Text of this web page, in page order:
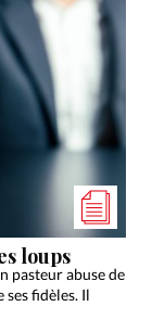
loups
pasteur abuse de
fidèles. Il